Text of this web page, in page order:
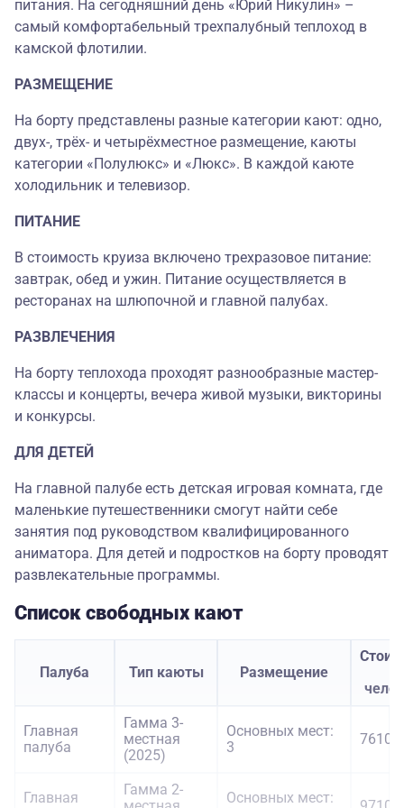
питания. На сегодняшний день «Юрий Никулин» –
самый комфортабельный трехпалубный теплоход в
камской флотилии.
РАЗМЕЩЕНИЕ
На борту представлены разные категории кают: одно,
двух-, трёх- и четырёхместное размещение, каюты
категории «Полулюкс» и «Люкс». В каждой каюте
холодильник и телевизор.
ПИТАНИЕ
В стоимость круиза включено трехразовое питание:
завтрак, обед и ужин. Питание осуществляется в
ресторанах на шлюпочной и главной палубах.
РАЗВЛЕЧЕНИЯ
На борту теплохода проходят разнообразные мастер-
классы и концерты, вечера живой музыки, викторины
и конкурсы.
ДЛЯ ДЕТЕЙ
На главной палубе есть детская игровая комната, где
маленькие путешественники смогут найти себе
занятия под руководством квалифицированного
аниматора. Для детей и подростков на борту проводят
развлекательные программы.
Список свободных кают
Палуба Тип каюты Размещение
Главная
палуба
Гамма 3-
местная
(2025)
Основных мест:
3
76100
Главная
Гамма 2-
Основных мест: